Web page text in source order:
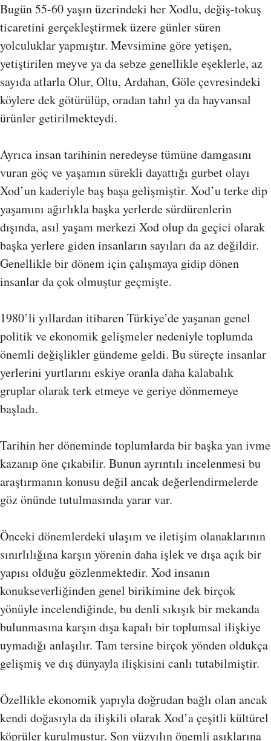
Bugün 55-60 yaşın üzerindeki her Xodlu, değiş-tokuş
ticaretini gerçekleştirmek üzere günler süren
yolculuklar yapmıştır. Mevsimine göre yetişen,
yetiştirilen meyve ya da sebze genellikle eşeklerle, az
sayıda atlarla Olur, Oltu, Ardahan, Göle çevresindeki
köylere dek götürülüp, oradan tahıl ya da hayvansal
ürünler getirilmekteydi.
Ayrıca insan tarihinin neredeyse tümüne damgasını
vuran göç ve yaşamın sürekli dayattığı gurbet olayı
Xod’un kaderiyle baş başa gelişmiştir. Xod’u terke dip
yaşamını ağırlıkla başka yerlerde sürdürenlerin
dışında, asıl yaşam merkezi Xod olup da geçici olarak
başka yerlere giden insanların sayıları da az değildir.
Genellikle bir dönem için çalışmaya gidip dönen
insanlar da çok olmuştur geçmişte.
1980’li yıllardan itibaren Türkiye’de yaşanan genel
politik ve ekonomik gelişmeler nedeniyle toplumda
önemli değişlikler gündeme geldi. Bu süreçte insanlar
yerlerini yurtlarını eskiye oranla daha kalabalık
gruplar olarak terk etmeye ve geriye dönmemeye
başladı.
Tarihin her döneminde toplumlarda bir başka yan ivme
kazanıp öne çıkabilir. Bunun ayrıntılı incelenmesi bu
araştırmanın konusu değil ancak değerlendirmelerde
göz önünde tutulmasında yarar var.
Önceki dönemlerdeki ulaşım ve iletişim olanaklarının
sınırlılığına karşın yörenin daha işlek ve dışa açık bir
yapısı olduğu gözlenmektedir. Xod insanın
konukseverliğinden genel birikimine dek birçok
yönüyle incelendiğinde, bu denli sıkışık bir mekanda
bulunmasına karşın dışa kapalı bir toplumsal ilişkiye
uymadığı anlaşılır. Tam tersine birçok yönden oldukça
gelişmiş ve dış dünyayla ilişkisini canlı tutabilmiştir.
Özellikle ekonomik yapıyla doğrudan bağlı olan ancak
kendi doğasıyla da ilişkili olarak Xod’a çeşitli kültürel
köprüler kurulmuştur. Son yüzyılın önemli aşıklarına